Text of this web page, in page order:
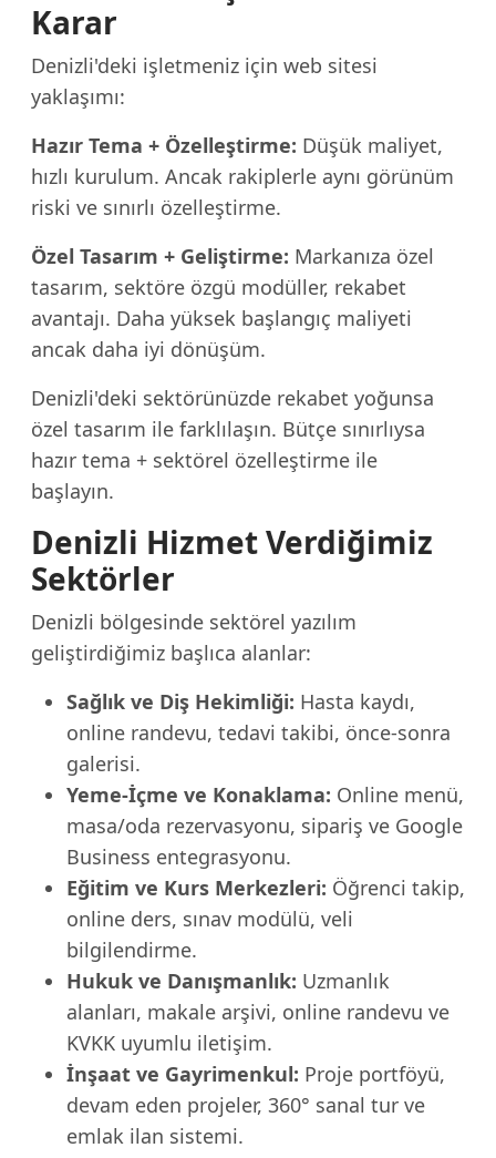
Karar
Denizli'deki işletmeniz için web sitesi
yaklaşımı:
Hazır Tema + Özelleştirme: Düşük maliyet,
hızlı kurulum. Ancak rakiplerle aynı görünüm
riski ve sınırlı özelleştirme.
Özel Tasarım + Geliştirme: Markanıza özel
tasarım, sektöre özgü modüller, rekabet
avantajı. Daha yüksek başlangıç maliyeti
ancak daha iyi dönüşüm.
Denizli'deki sektörünüzde rekabet yoğunsa
özel tasarım ile farklılaşın. Bütçe sınırlıysa
hazır tema + sektörel özelleştirme ile
başlayın.
Denizli Hizmet Verdiğimiz
Sektörler
Denizli bölgesinde sektörel yazılım
geliştirdiğimiz başlıca alanlar:
Sağlık ve Diş Hekimliği: Hasta kaydı,
online randevu, tedavi takibi, önce-sonra
galerisi.
Yeme-İçme ve Konaklama: Online menü,
masa/oda rezervasyonu, sipariş ve Google
Business entegrasyonu.
Eğitim ve Kurs Merkezleri: Öğrenci takip,
online ders, sınav modülü, veli
bilgilendirme.
Hukuk ve Danışmanlık: Uzmanlık
alanları, makale arşivi, online randevu ve
KVKK uyumlu iletişim.
İnşaat ve Gayrimenkul: Proje portföyü,
devam eden projeler, 360° sanal tur ve
emlak ilan sistemi.